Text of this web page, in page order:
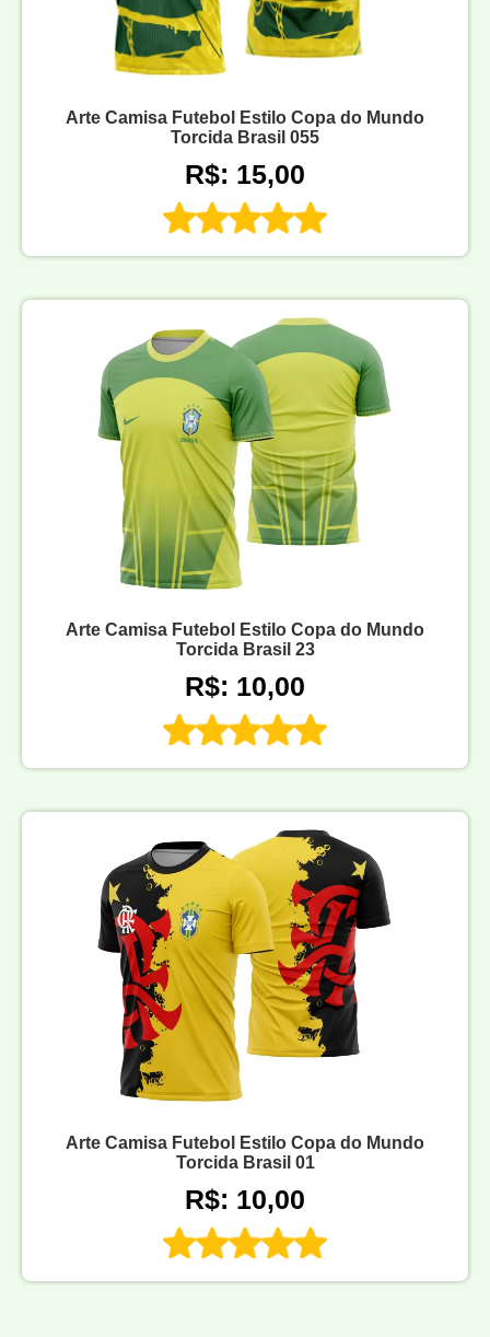
Arte Camisa Futebol Estilo Copa do Mundo
Torcida Brasil 055
R$: 15,00
Arte Camisa Futebol Estilo Copa do Mundo
Torcida Brasil 23
R$: 10,00
Arte Camisa Futebol Estilo Copa do Mundo
Torcida Brasil 01
R$: 10,00